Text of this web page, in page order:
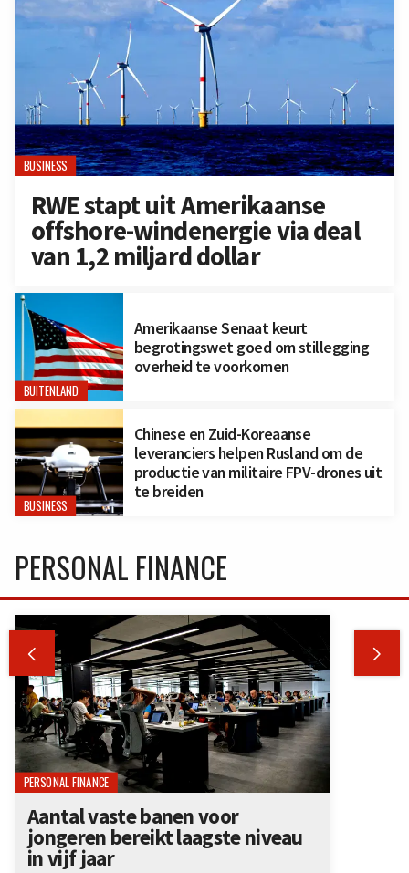
BUSINESS
RWE stapt uit Amerikaanse
offshore-windenergie via deal
van 1,2 miljard dollar
BUITENLAND
Amerikaanse Senaat keurt
begrotingswet goed om stillegging
overheid te voorkomen
BUSINESS
Chinese en Zuid-Koreaanse
leveranciers helpen Rusland om de
productie van militaire FPV-drones uit
te breiden
PERSONAL FINANCE
 
PERSONAL FINANCE
Aantal vaste banen voor
jongeren bereikt laagste niveau
in vijf jaar